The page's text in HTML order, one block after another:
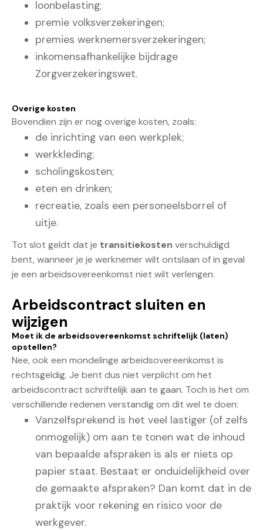
loonbelasting;
premie volksverzekeringen;
premies werknemersverzekeringen;
inkomensafhankelijke bijdrage
Zorgverzekeringswet.
Overige kosten
Bovendien zijn er nog overige kosten, zoals:
de inrichting van een werkplek;
werkkleding;
scholingskosten;
eten en drinken;
recreatie, zoals een personeelsborrel of
uitje.
Tot slot geldt dat je transitiekosten verschuldigd
bent, wanneer je je werknemer wilt ontslaan of in geval
je een arbeidsovereenkomst niet wilt verlengen.
Arbeidscontract sluiten en
wijzigen
Moet ik de arbeidsovereenkomst schriftelijk (laten)
opstellen?
Nee, ook een mondelinge arbeidsovereenkomst is
rechtsgeldig. Je bent dus niet verplicht om het
arbeidscontract schriftelijk aan te gaan. Toch is het om
verschillende redenen verstandig om dit wel te doen:
Vanzelfsprekend is het veel lastiger (of zelfs
onmogelijk) om aan te tonen wat de inhoud
van bepaalde afspraken is als er niets op
papier staat. Bestaat er onduidelijkheid over
de gemaakte afspraken? Dan komt dat in de
praktijk voor rekening en risico voor de
werkgever.